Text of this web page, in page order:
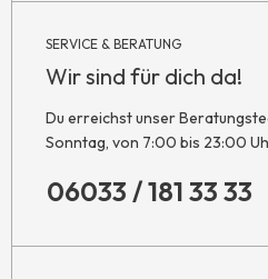
SERVICE & BERATUNG
Wir sind für dich da!
Du erreichst unser
Sonntag, von 7:00 bis 23:00
06033 / 181 33 33